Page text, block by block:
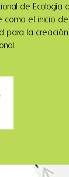
de Ecología
como el inicio
para la